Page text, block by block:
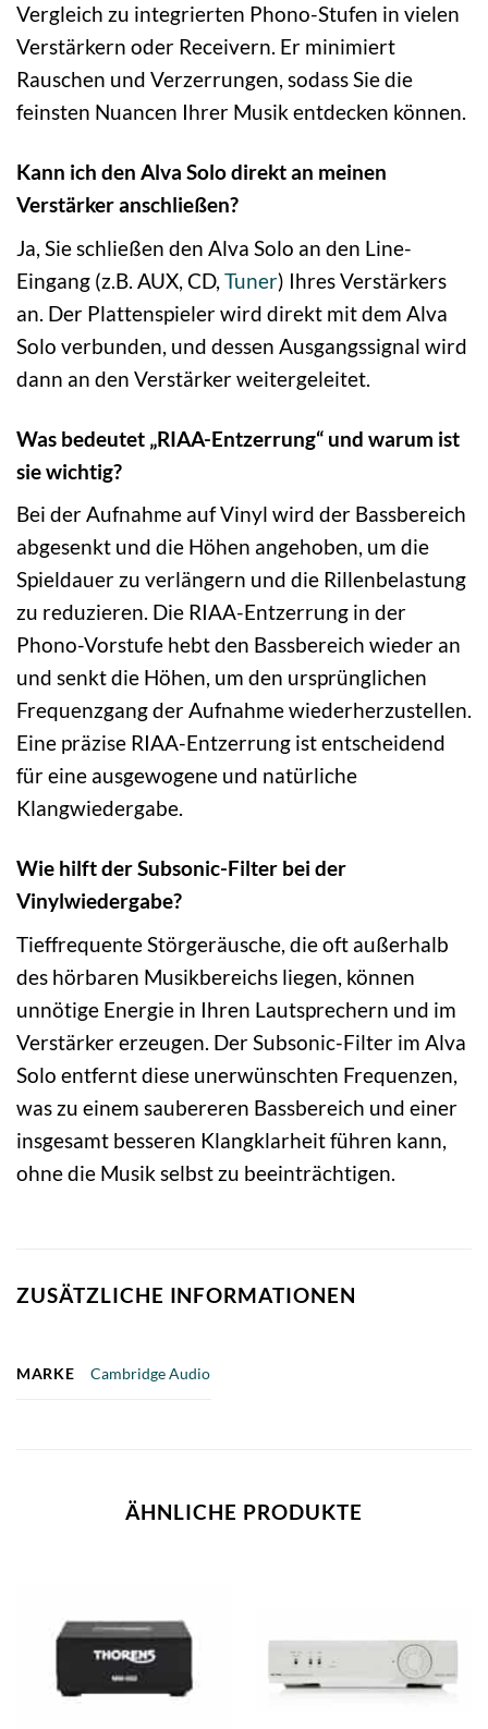
Vergleich zu integrierten Phono-Stufen in vielen
Verstärkern oder Receivern. Er minimiert
Rauschen und Verzerrungen, sodass Sie die
feinsten Nuancen Ihrer Musik entdecken können.
Kann ich den Alva Solo direkt an meinen
Verstärker anschließen?
Ja, Sie schließen den Alva Solo an den Line-
Eingang (z.B. AUX, CD, Tuner) Ihres Verstärkers
an. Der Plattenspieler wird direkt mit dem Alva
Solo verbunden, und dessen Ausgangssignal wird
dann an den Verstärker weitergeleitet.
Was bedeutet „RIAA-Entzerrung“ und warum ist
sie wichtig?
Bei der Aufnahme auf Vinyl wird der Bassbereich
abgesenkt und die Höhen angehoben, um die
Spieldauer zu verlängern und die Rillenbelastung
zu reduzieren. Die RIAA-Entzerrung in der
Phono-Vorstufe hebt den Bassbereich wieder an
und senkt die Höhen, um den ursprünglichen
Frequenzgang der Aufnahme wiederherzustellen.
Eine präzise RIAA-Entzerrung ist entscheidend
für eine ausgewogene und natürliche
Klangwiedergabe.
Wie hilft der Subsonic-Filter bei der
Vinylwiedergabe?
Tieffrequente Störgeräusche, die oft außerhalb
des hörbaren Musikbereichs liegen, können
unnötige Energie in Ihren Lautsprechern und im
Verstärker erzeugen. Der Subsonic-Filter im Alva
Solo entfernt diese unerwünschten Frequenzen,
was zu einem saubereren Bassbereich und einer
insgesamt besseren Klangklarheit führen kann,
ohne die Musik selbst zu beeinträchtigen.
ZUSÄTZLICHE INFORMATIONEN
MARKE Cambridge Audio
ÄHNLICHE PRODUKTE